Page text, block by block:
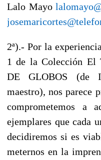
Lalo Mayo
2ª).- Por la
1 de la Colección El
DE GLOBOS (de
maestro), nos parece
comprometemos a
ejemplares que cada
decidiremos si es
meternos en la